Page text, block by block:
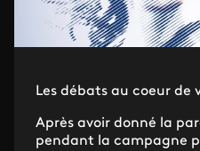
Les débats au coeur de
Après avoir donné la
pendant la campagne